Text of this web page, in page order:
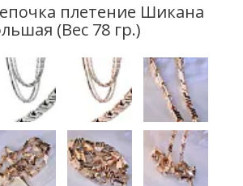
плетение Шикана
(Вес 78 гр.)